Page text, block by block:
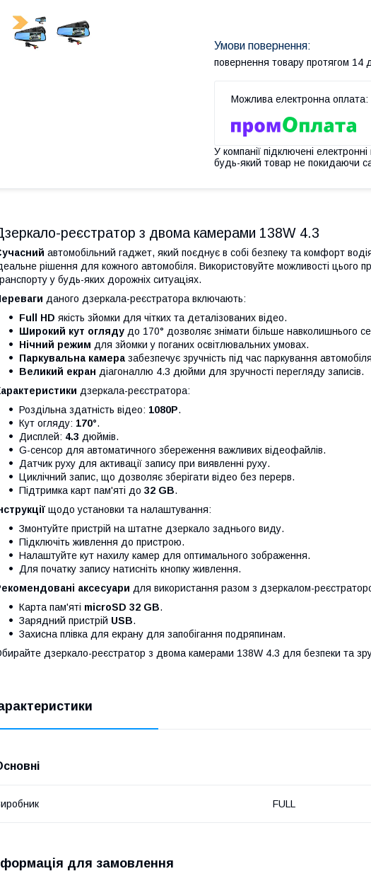
повернення товару протягом 14
У компанії підключені
будь-який товар не покидаючи
реєстратор з двома камерами 138W 4.3
автомобільний гаджет, який поєднує в собі безпеку та комфорт
рішення для кожного автомобіля. Використовуйте можливості цього
у будь-яких дорожніх ситуаціях.
даного дзеркала-реєстратора включають:
Full HD якість зйомки для чітких та деталізованих відео.
Широкий кут огляду до 170° дозволяє знімати більше навколишнього
Нічний режим для зйомки у поганих освітлювальних умовах.
Паркувальна камера забезпечує зручність під час паркування
Великий екран діагоналлю 4.3 дюйми для зручності перегляду записів.
дзеркала-реєстратора:
Роздільна здатність відео: 1080P.
Кут огляду: 170°.
Дисплей: 4.3 дюймів.
G-сенсор для автоматичного збереження важливих відеофайлів.
Датчик руху для активації запису при виявленні руху.
Циклічний запис, що дозволяє зберігати відео без перерв.
Підтримка карт пам'яті до 32 GB.
щодо установки та налаштування:
Змонтуйте пристрій на штатне дзеркало заднього виду.
Підключіть живлення до пристрою.
Налаштуйте кут нахилу камер для оптимального зображення.
Для початку запису натисніть кнопку живлення.
аксесуари для використання разом з дзеркалом-
Карта пам'яті microSD 32 GB.
Зарядний пристрій USB.
Захисна плівка для екрану для запобігання подряпинам.
дзеркало-реєстратор з двома камерами 138W 4.3 для безпеки та
FULL
для замовлення